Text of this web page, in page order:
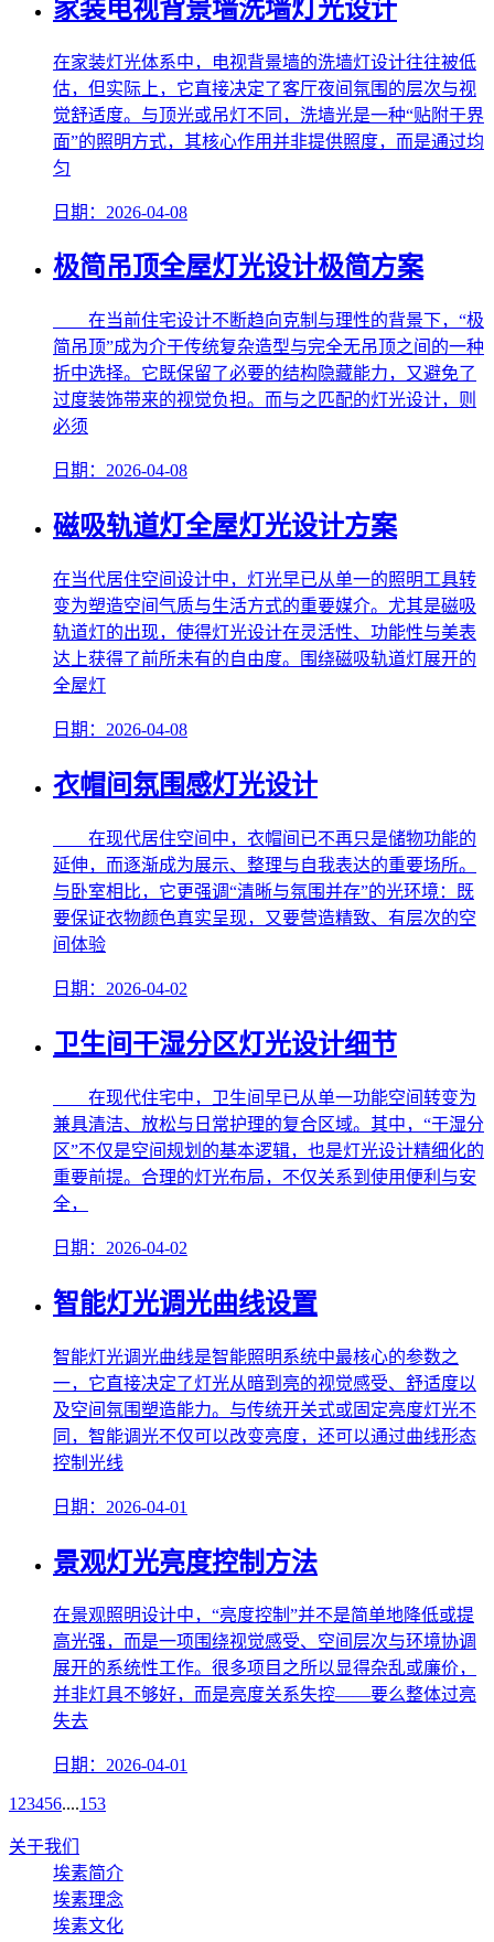
家装电视背景墙洗墙灯光设计
在家装灯光体系中，电视背景墙的洗墙灯设计往往被低
估，但实际上，它直接决定了客厅夜间氛围的层次与视
觉舒适度。与顶光或吊灯不同，洗墙光是一种“贴附于界
面”的照明方式，其核心作用并非提供照度，而是通过均
匀
日期：2026-04-08
极简吊顶全屋灯光设计极简方案
在当前住宅设计不断趋向克制与理性的背景下，“极
简吊顶”成为介于传统复杂造型与完全无吊顶之间的一种
折中选择。它既保留了必要的结构隐藏能力，又避免了
过度装饰带来的视觉负担。而与之匹配的灯光设计，则
必须
日期：2026-04-08
磁吸轨道灯全屋灯光设计方案
在当代居住空间设计中，灯光早已从单一的照明工具转
变为塑造空间气质与生活方式的重要媒介。尤其是磁吸
轨道灯的出现，使得灯光设计在灵活性、功能性与美表
达上获得了前所未有的自由度。围绕磁吸轨道灯展开的
全屋灯
日期：2026-04-08
衣帽间氛围感灯光设计
在现代居住空间中，衣帽间已不再只是储物功能的
延伸，而逐渐成为展示、整理与自我表达的重要场所。
与卧室相比，它更强调“清晰与氛围并存”的光环境：既
要保证衣物颜色真实呈现，又要营造精致、有层次的空
间体验
日期：2026-04-02
卫生间干湿分区灯光设计细节
在现代住宅中，卫生间早已从单一功能空间转变为
兼具清洁、放松与日常护理的复合区域。其中，“干湿分
区”不仅是空间规划的基本逻辑，也是灯光设计精细化的
重要前提。合理的灯光布局，不仅关系到使用便利与安
全，
日期：2026-04-02
智能灯光调光曲线设置
智能灯光调光曲线是智能照明系统中最核心的参数之
一，它直接决定了灯光从暗到亮的视觉感受、舒适度以
及空间氛围塑造能力。与传统开关式或固定亮度灯光不
同，智能调光不仅可以改变亮度，还可以通过曲线形态
控制光线
日期：2026-04-01
景观灯光亮度控制方法
在景观照明设计中，“亮度控制”并不是简单地降低或提
高光强，而是一项围绕视觉感受、空间层次与环境协调
展开的系统性工作。很多项目之所以显得杂乱或廉价，
并非灯具不够好，而是亮度关系失控——要么整体过亮
失去
日期：2026-04-01
123456....153
关于我们
埃素简介
埃素理念
埃素文化